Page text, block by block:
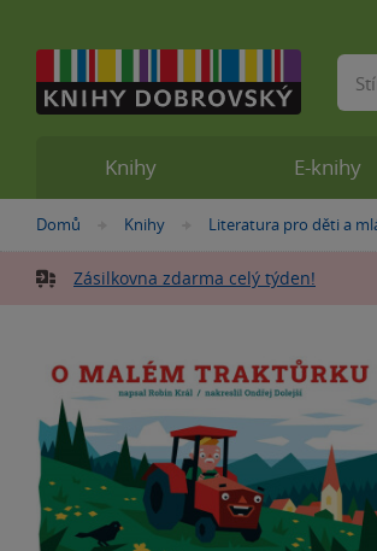
Nacházíte
zde:
Domů »
Knihy »
Literatura pro děti a
Zásilkovna zdarma celý týden!
Knihy E-knihy